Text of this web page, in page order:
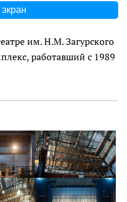
им. Н.М. Загурского
работавший с 1989